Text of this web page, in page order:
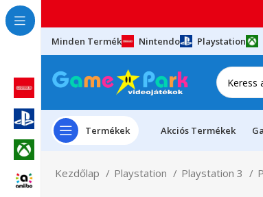
Minden Termék Nintendo Playstation
Termékek Akciós Termékek
Kezdőlap Playstation Playstation 3